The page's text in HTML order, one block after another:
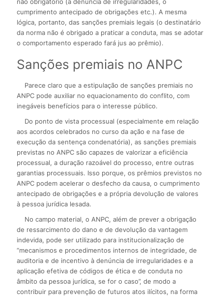
cumprimento antecipado de obrigações etc.). A mesma
lógica, portanto, das sanções premiais legais (o destinatário
da norma não é obrigado a praticar a conduta, mas se adotar
o comportamento esperado fará jus ao prêmio).
Sanções premiais no ANPC
Parece claro que a estipulação de sanções premiais no
ANPC pode auxiliar no equacionamento do conflito, com
inegáveis benefícios para o interesse público.
Do ponto de vista processual (especialmente em relação
aos acordos celebrados no curso da ação e na fase de
execução da sentença condenatória), as sanções premiais
previstas no ANPC são capazes de valorizar a eficiência
processual, a duração razoável do processo, entre outras
garantias processuais. Isso porque, os prêmios previstos no
ANPC podem acelerar o desfecho da causa, o cumprimento
antecipado de obrigações e a própria devolução de valores
à pessoa jurídica lesada.
No campo material, o ANPC, além de prever a obrigação
de ressarcimento do dano e de devolução da vantagem
indevida, pode ser utilizado para institucionalização de
“mecanismos e procedimentos internos de integridade, de
auditoria e de incentivo à denúncia de irregularidades e a
aplicação efetiva de códigos de ética e de conduta no
âmbito da pessoa jurídica, se for o caso”, de modo a
contribuir para prevenção de futuros atos ilícitos, na forma